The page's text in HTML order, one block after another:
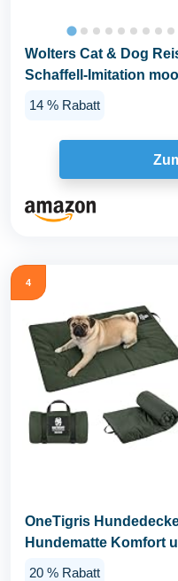
Wolters Cat & Dog
Schaffell-Imitation
14 % Rabatt
4
OneTigris
Hundematte Komfort
20 % Rabatt